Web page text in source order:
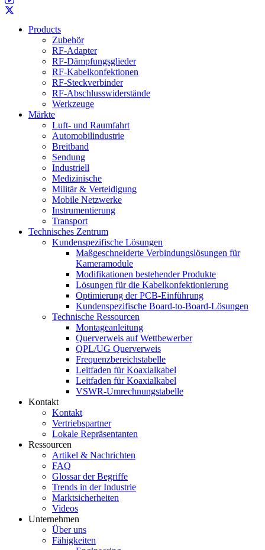
Products
Zubehör
RF-Adapter
RF-Dämpfungsglieder
RF-Kabelkonfektionen
RF-Steckverbinder
RF-Abschlusswiderstände
Werkzeuge
Märkte
Luft- und Raumfahrt
Automobilindustrie
Breitband
Sendung
Industriell
Medizinische
Militär & Verteidigung
Mobile Netzwerke
Instrumentierung
Transport
Technisches Zentrum
Kundenspezifische Lösungen
Maßgeschneiderte Verbindungslösungen für
Kameramodule
Modifikationen bestehender Produkte
Lösungen für die Kabelkonfektionierung
Optimierung der PCB-Einführung
Kundenspezifische Board-to-Board-Lösungen
Technische Ressourcen
Montageanleitung
Querverweis auf Wettbewerber
QPL/UG Querverweis
Frequenzbereichstabelle
Leitfaden für Koaxialkabel
Leitfaden für Koaxialkabel
VSWR-Umrechnungstabelle
Kontakt
Kontakt
Vertriebspartner
Lokale Repräsentanten
Ressourcen
Artikel & Nachrichten
FAQ
Glossar der Begriffe
Trends in der Industrie
Marktsicherheiten
Videos
Unternehmen
Über uns
Fähigkeiten